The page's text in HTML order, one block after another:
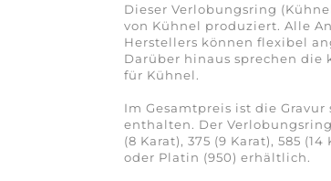
Dieser Verlobungsring
von Kühnel produziert. Alle
Herstellers können flexibel
Darüber hinaus sprechen die
für Kühnel.
Im Gesamtpreis ist die Gravur
enthalten. Der
(8 Karat), 375 (9 Karat), 585 (14
oder Platin (950) erhältlich.